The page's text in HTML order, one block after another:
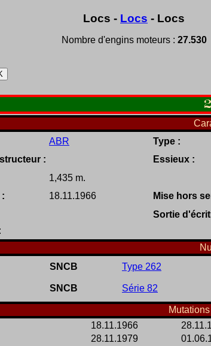
Locs - Locs - Locs
Nombre d'engins moteurs : 27.530
ABR
Type :
:
Essieux :
1,435 m.
18.11.1966 Mise hors
Sortie
SNCB Type 262
SNCB Série 82
18.11.1966
28.11.1979